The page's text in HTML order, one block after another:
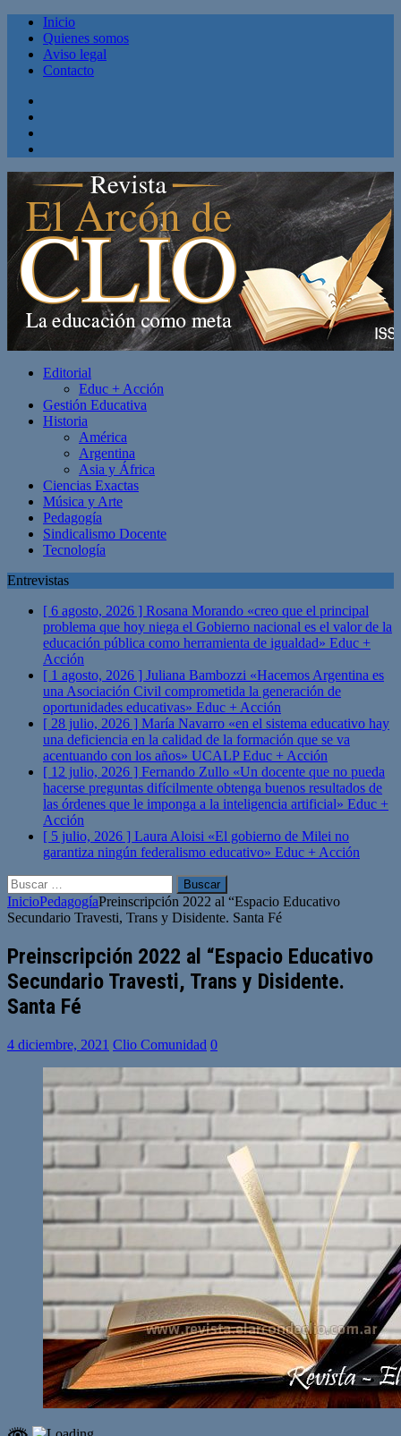
Inicio
Quienes somos
Aviso legal
Contacto
Editorial
Educ + Acción
Gestión Educativa
Historia
América
Argentina
Asia y África
Ciencias Exactas
Música y Arte
Pedagogía
Sindicalismo Docente
Tecnología
Entrevistas
[ 6 agosto, 2026 ] Rosana Morando «creo que el principal
problema que hoy niega el Gobierno nacional es el valor de la
educación pública como herramienta de igualdad» Educ +
Acción
[ 1 agosto, 2026 ] Juliana Bambozzi «Hacemos Argentina es
una Asociación Civil comprometida la generación de
oportunidades educativas» Educ + Acción
[ 28 julio, 2026 ] María Navarro «en el sistema educativo hay
una deficiencia en la calidad de la formación que se va
acentuando con los años» UCALPEduc + Acción
[ 12 julio, 2026 ] Fernando Zullo «Un docente que no pueda
hacerse preguntas difícilmente obtenga buenos resultados de
las órdenes que le imponga a la inteligencia artificial» Educ +
Acción
[ 5 julio, 2026 ] Laura Aloisi «El gobierno de Milei no
garantiza ningún federalismo educativo» Educ + Acción
Buscar:
InicioPedagogíaPreinscripción 2022 al “Espacio Educativo
Secundario Travesti, Trans y Disidente. Santa Fé
Preinscripción 2022 al “Espacio Educativo
Secundario Travesti, Trans y Disidente.
Santa Fé
4 diciembre, 2021 Clio Comunidad 0